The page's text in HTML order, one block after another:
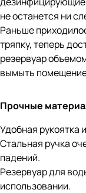
не останется ни
Раньше
тряпку, теперь
резервуар
вымыть
Прочные
Удобная рукоятка
Стальная ручка
падений.
Резервуар для
использовании.